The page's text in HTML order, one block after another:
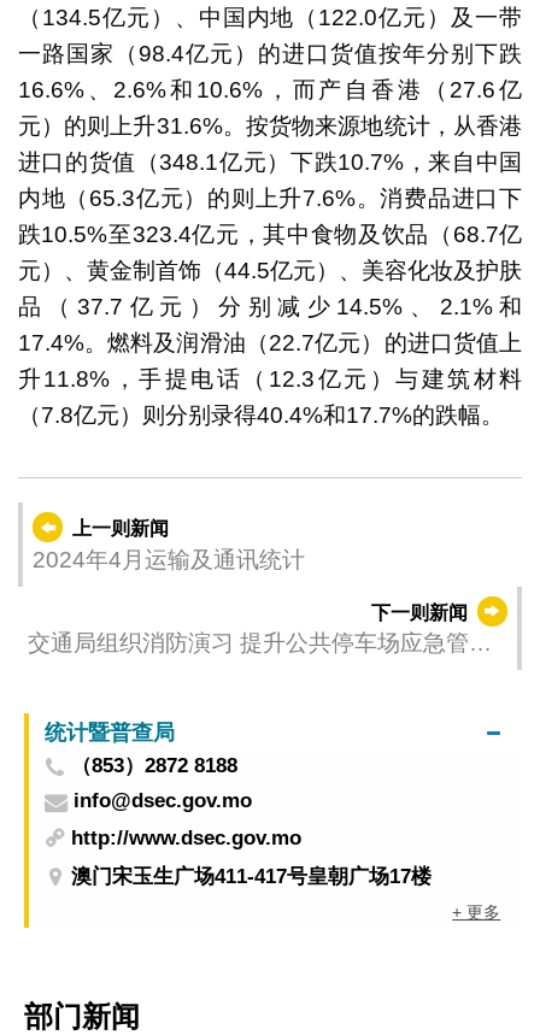
（134.5亿元）、中国内地（122.0亿元）及一带
一路国家（98.4亿元）的进口货值按年分别下跌
16.6%、2.6%和10.6%，而产自香港（27.6亿
元）的则上升31.6%。按货物来源地统计，从香港
进口的货值（348.1亿元）下跌10.7%，来自中国
内地（65.3亿元）的则上升7.6%。消费品进口下
跌10.5%至323.4亿元，其中食物及饮品（68.7亿
元）、黄金制首饰（44.5亿元）、美容化妆及护肤
品（37.7亿元）分别减少14.5%、2.1%和
17.4%。燃料及润滑油（22.7亿元）的进口货值上
升11.8%，手提电话（12.3亿元）与建筑材料
（7.8亿元）则分别录得40.4%和17.7%的跌幅。
上一则新闻
2024年4月运输及通讯统计
下一则新闻
交通局组织消防演习 提升公共停车场应急管理
统计暨普查局
（853）2872 8188
info@dsec.gov.mo
http://www.dsec.gov.mo
澳门宋玉生广场411-417号皇朝广场17楼
+ 更多
部门新闻